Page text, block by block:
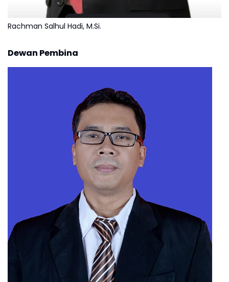
Rachman Salhul Hadi, M.Si.
Dewan Pembina